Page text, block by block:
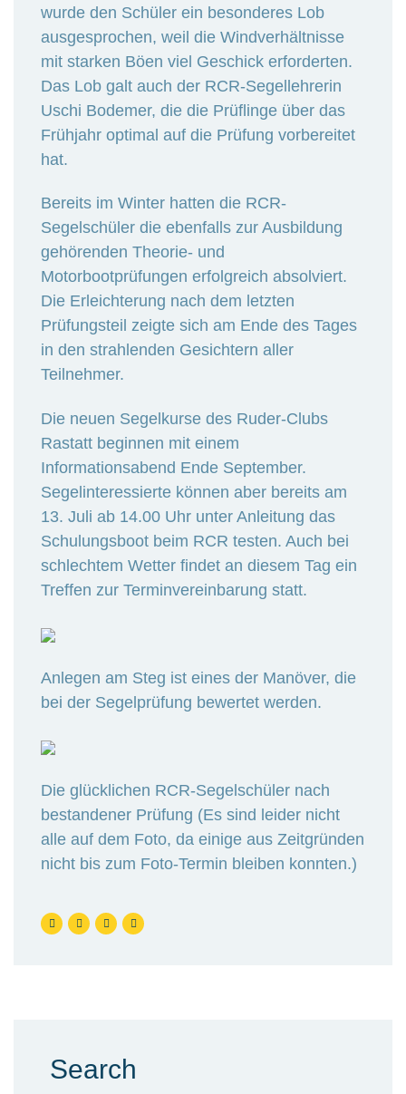
wurde den Schüler ein besonderes Lob
ausgesprochen, weil die Windverhältnisse
mit starken Böen viel Geschick erforderten.
Das Lob galt auch der RCR-Segellehrerin
Uschi Bodemer, die die Prüflinge über das
Frühjahr optimal auf die Prüfung vorbereitet
hat.
Bereits im Winter hatten die RCR-
Segelschüler die ebenfalls zur Ausbildung
gehörenden Theorie- und
Motorbootprüfungen erfolgreich absolviert.
Die Erleichterung nach dem letzten
Prüfungsteil zeigte sich am Ende des Tages
in den strahlenden Gesichtern aller
Teilnehmer.
Die neuen Segelkurse des Ruder-Clubs
Rastatt beginnen mit einem
Informationsabend Ende September.
Segelinteressierte können aber bereits am
13. Juli ab 14.00 Uhr unter Anleitung das
Schulungsboot beim RCR testen. Auch bei
schlechtem Wetter findet an diesem Tag ein
Treffen zur Terminvereinbarung statt.
Anlegen am Steg ist eines der Manöver, die
bei der Segelprüfung bewertet werden.
Die glücklichen RCR-Segelschüler nach
bestandener Prüfung (Es sind leider nicht
alle auf dem Foto, da einige aus Zeitgründen
nicht bis zum Foto-Termin bleiben konnten.)
Search